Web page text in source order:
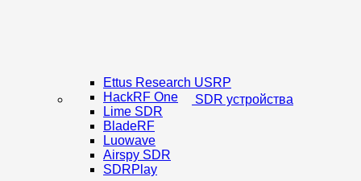
SDR устройства
Ettus Research USRP
HackRF One
Lime SDR
BladeRF
Luowave
Airspy SDR
SDRPlay